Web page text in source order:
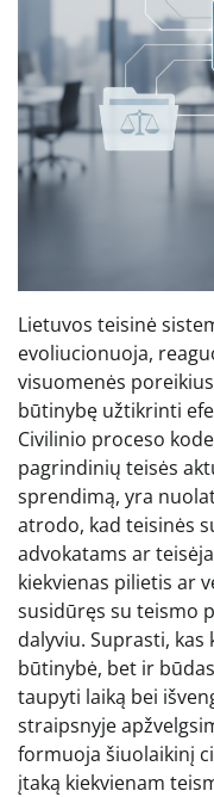
Lietuvos teisinė
evoliucionuoja,
visuomenės
būtinybę užtikrinti
Civilinio proceso
pagrindinių teisės
sprendimą, yra
atrodo, kad teisinės
advokatams ar
kiekvienas pilietis ar
susidūręs su teismo
dalyviu. Suprasti,
būtinybė, bet ir
taupyti laiką bei
straipsnyje
formuoja šiuolaikinį
įtaką kiekvienam